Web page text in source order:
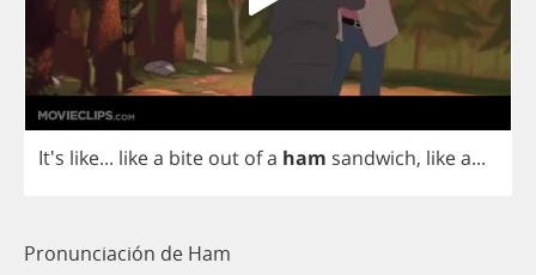
It's like... likea bite out ofa ham sandwich, likea...
Pronunciación de Ham